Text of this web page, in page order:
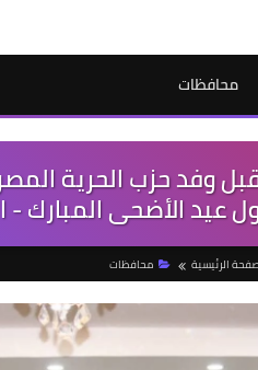
محافظات
وفد حزب الحرية
عيد الأضحى المبارك -
الرئيسية محافظات